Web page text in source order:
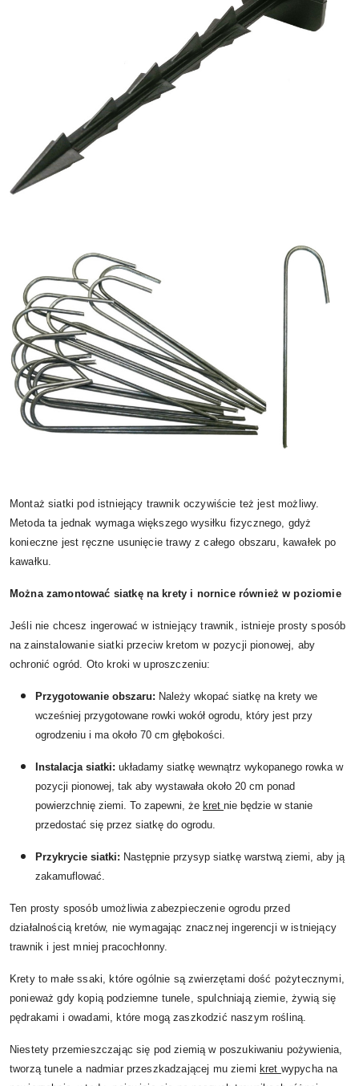
Montaż siatki pod istniejący trawnik oczywiście też jest możliwy.
Metoda ta jednak wymaga większego wysiłku fizycznego, gdyż
konieczne jest ręczne usunięcie trawy z całego obszaru, kawałek po
kawałku.
Można zamontować siatkę na krety i nornice również w poziomie
Jeśli nie chcesz ingerować w istniejący trawnik, istnieje prosty sposób
na zainstalowanie siatki przeciw kretom w pozycji pionowej, aby
ochronić ogród. Oto kroki w uproszczeniu:
Przygotowanie obszaru: Należy wkopać siatkę na krety we
wcześniej przygotowane rowki wokół ogrodu, który jest przy
ogrodzeniu i ma około 70 cm głębokości.
Instalacja siatki: układamy siatkę wewnątrz wykopanego rowka w
pozycji pionowej, tak aby wystawała około 20 cm ponad
powierzchnię ziemi. To zapewni, że kret nie będzie w stanie
przedostać się przez siatkę do ogrodu.
Przykrycie siatki: Następnie przysyp siatkę warstwą ziemi, aby ją
zakamuflować.
Ten prosty sposób umożliwia zabezpieczenie ogrodu przed
działalnością kretów, nie wymagając znacznej ingerencji w istniejący
trawnik i jest mniej pracochłonny.
Krety to małe ssaki, które ogólnie są zwierzętami dość pożytecznymi,
ponieważ gdy kopią podziemne tunele, spulchniają ziemie, żywią się
pędrakami i owadami, które mogą zaszkodzić naszym rośliną.
Niestety przemieszczając się pod ziemią w poszukiwaniu pożywienia,
tworzą tunele a nadmiar przeszkadzającej mu ziemikret wypycha na